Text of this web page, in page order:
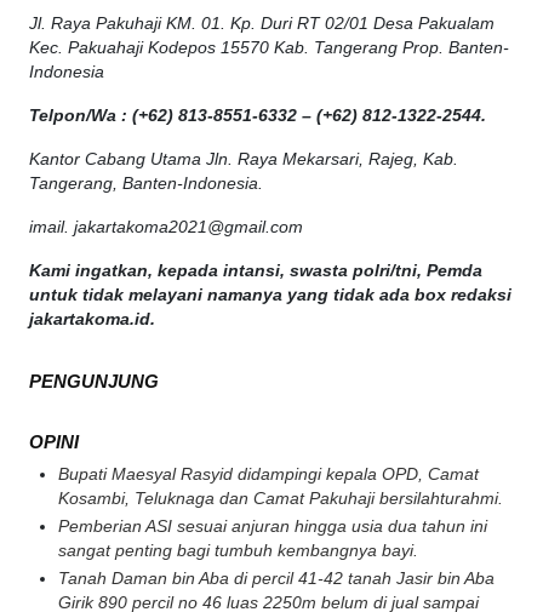
Jl. Raya Pakuhaji KM. 01. Kp. Duri RT 02/01 Desa Pakualam
Kec. Pakuahaji Kodepos 15570 Kab. Tangerang Prop. Banten-
Indonesia
Telpon/Wa : (+62) 813-8551-6332 – (+62) 812-1322-2544.
Kantor Cabang Utama Jln. Raya Mekarsari, Rajeg, Kab.
Tangerang, Banten-Indonesia.
imail. jakartakoma2021@gmail.com
Kami ingatkan, kepada intansi, swasta polri/tni, Pemda
untuk tidak melayani namanya yang tidak ada box redaksi
jakartakoma.id.
PENGUNJUNG
OPINI
Bupati Maesyal Rasyid didampingi kepala OPD, Camat
Kosambi, Teluknaga dan Camat Pakuhaji bersilahturahmi.
Pemberian ASI sesuai anjuran hingga usia dua tahun ini
sangat penting bagi tumbuh kembangnya bayi.
Tanah Daman bin Aba di percil 41-42 tanah Jasir bin Aba
Girik 890 percil no 46 luas 2250m belum di jual sampai